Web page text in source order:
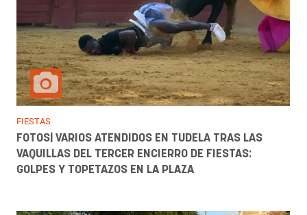
FIESTAS
FOTOS| VARIOS ATENDIDOS EN TUDELA TRAS LAS
VAQUILLAS DEL TERCER ENCIERRO DE FIESTAS:
GOLPES Y TOPETAZOS EN LA PLAZA